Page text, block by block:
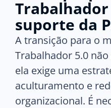
Trabalhador
suporte da
A transição para o
Trabalhador 5.0
ela exige uma
aculturamento e
organizacional. É